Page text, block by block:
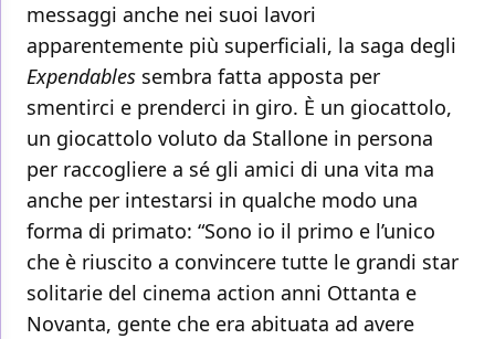
messaggi anche nei suoi lavori
apparentemente più superficiali, la saga degli
Expendables sembra fatta apposta per
smentirci e prenderci in giro. È un giocattolo,
un giocattolo voluto da Stallone in persona
per raccogliere a sé gli amici di una vita ma
anche per intestarsi in qualche modo una
forma di primato: “Sono io il primo e l’unico
che è riuscito a convincere tutte le grandi star
solitarie del cinema action anni Ottanta e
Novanta, gente che era abituata ad avere